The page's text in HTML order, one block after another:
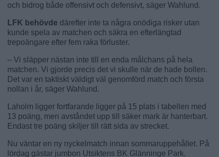
och bidrog både offensivt och defensivt, säger Wahlund.
LFK behövde därefter inte ta några onödiga risker utan
kunde spela av matchen och säkra en efterlängtad
trepoängare efter fem raka förluster.
– Vi släpper nästan inte till en enda målchans på hela
matchen. Vi gjorde precis det vi skulle när de hade bollen.
Det var en taktiskt väldigt väl genomförd match och första
nollan i år, säger Wahlund.
Laholm ligger fortfarande ligger på 15 plats i tabellen med
13 poäng, men avståndet upp till säker mark är hanterbart.
Endast tre poäng skiljer till rätt sida av strecket.
Nu väntar en ny nyckelmatch innan sommaruppehållet. På
lördag gästar jumbon Utsiktens BK Glänninge Park.